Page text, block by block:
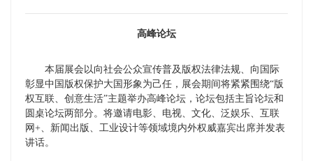
高峰论坛
本届展会以向社会公众宣传普及版权法律法规、向国际
彰显中国版权保护大国形象为己任，展会期间将紧紧围绕“版
权互联、创意生活”主题举办高峰论坛，论坛包括主旨论坛和
圆桌论坛两部分。将邀请电影、电视、文化、泛娱乐、互联
网+、新闻出版、工业设计等领域境内外权威嘉宾出席并发表
讲话。